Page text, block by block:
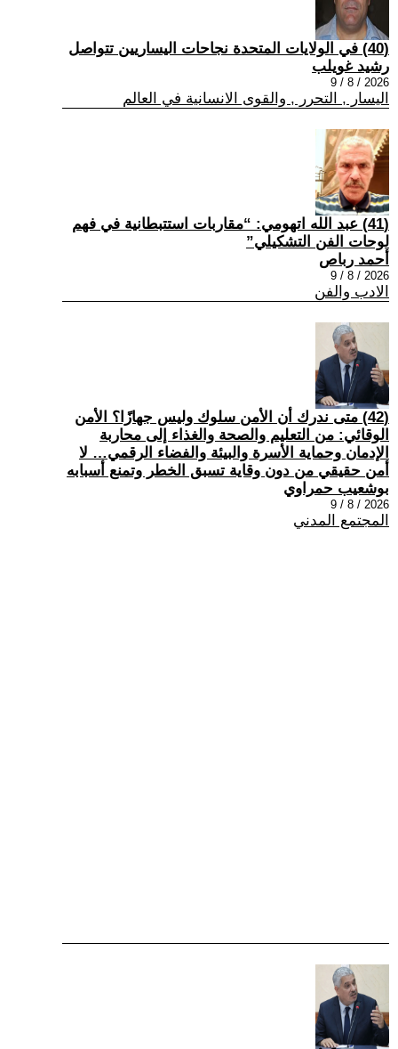
(40) في الولايات المتحدة نجاحات اليساريين تتواصل
رشيد غويلب
2026 / 8 / 9
اليسار , التحرر , والقوى الانسانية في العالم
(41) عبد الله اتهومي: “مقاربات استتبطانية في فهم
لوحات الفن التشكيلي”
أحمد رباص
2026 / 8 / 9
الادب والفن
(42) متى ندرك أن الأمن سلوك وليس جهازًا؟ الأمن
الوقائي: من التعليم والصحة والغذاء إلى محاربة
الإدمان وحماية الأسرة والبيئة والفضاء الرقمي… لا
أمن حقيقي من دون وقاية تسبق الخطر وتمنع أسبابه
بوشعيب حمراوي
2026 / 8 / 9
المجتمع المدني